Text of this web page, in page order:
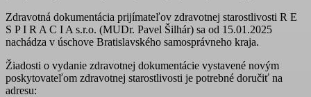
Zdravotná dokumentácia prijímateľov zdravotnej starostlivosti R E
S P I R A C I A s.r.o. (MUDr. Pavel Šilhár) sa od 15.01.2025
nachádza v úschove Bratislavského samosprávneho kraja.
Žiadosti o vydanie zdravotnej dokumentácie vystavené novým
poskytovateľom zdravotnej starostlivosti je potrebné doručiť na
adresu: